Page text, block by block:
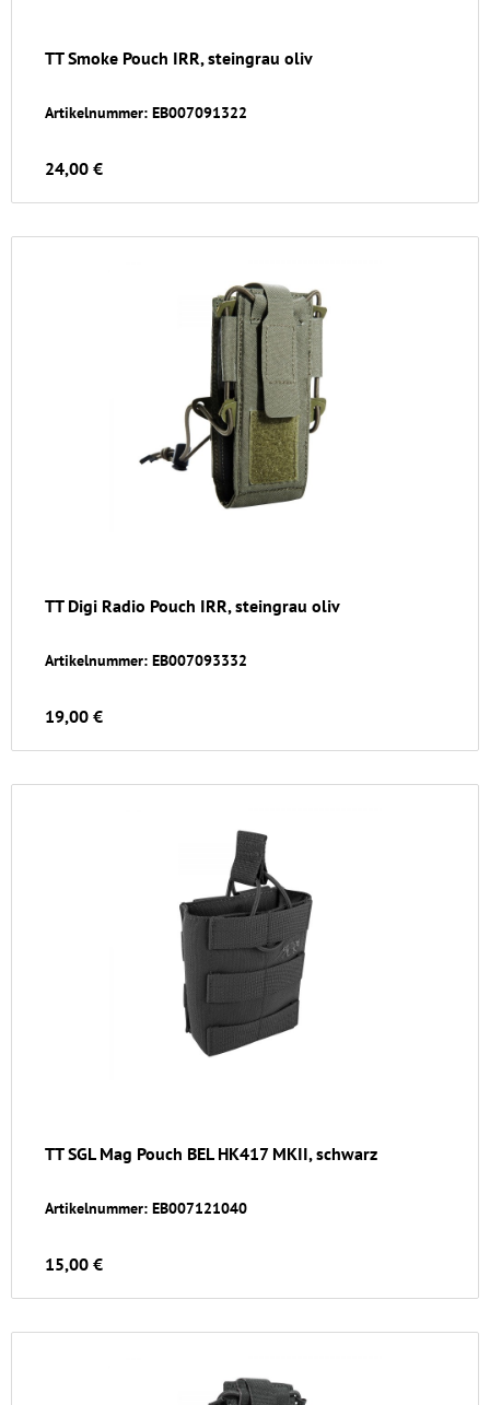
TT Smoke Pouch IRR, steingrau oliv
Artikelnummer: EB007091322
24,00 €
TT Digi Radio Pouch IRR, steingrau oliv
Artikelnummer: EB007093332
19,00 €
TT SGL Mag Pouch BEL HK417 MKII, schwarz
Artikelnummer: EB007121040
15,00 €